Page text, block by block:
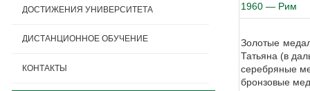
1960 — Рим
Золотые
Татьяна (в
серебряные
бронзовые
ДОСТИЖЕНИЯ УНИВЕРСИТЕТА
ДИСТАНЦИОННОЕ ОБУЧЕНИЕ
КОНТАКТЫ